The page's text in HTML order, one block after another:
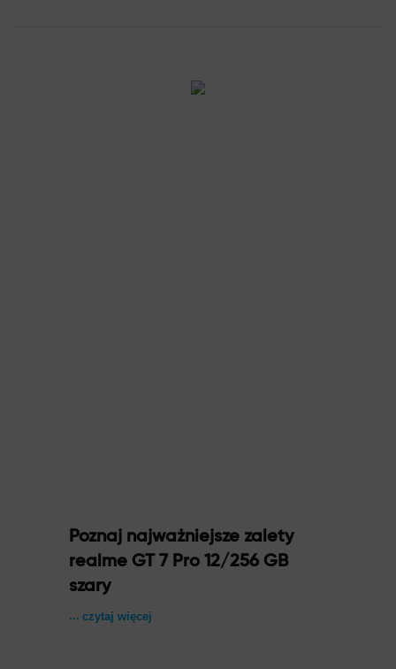
Poznaj najważniejsze zalety
realme GT 7 Pro 12/256 GB
szary
Najjaśniejszy wyświetlacz
czytaj więcej